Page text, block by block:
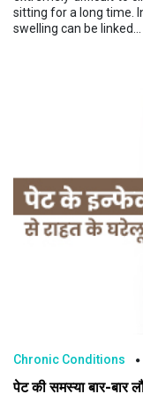
sitting for a long time.
swelling can be linked...
Chronic Conditions
पेट की समस्या बार-बार